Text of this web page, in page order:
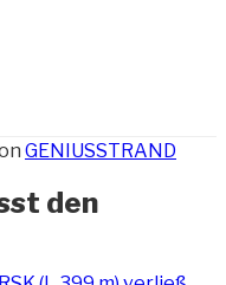
GENIUSSTRAND
den